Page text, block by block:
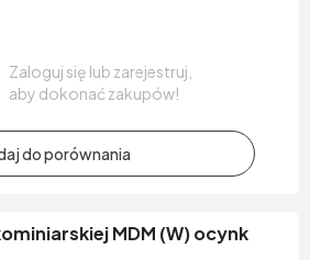
Zaloguj się lub zarejestruj,
aby dokonać zakupów!
MDM (W) ocynk